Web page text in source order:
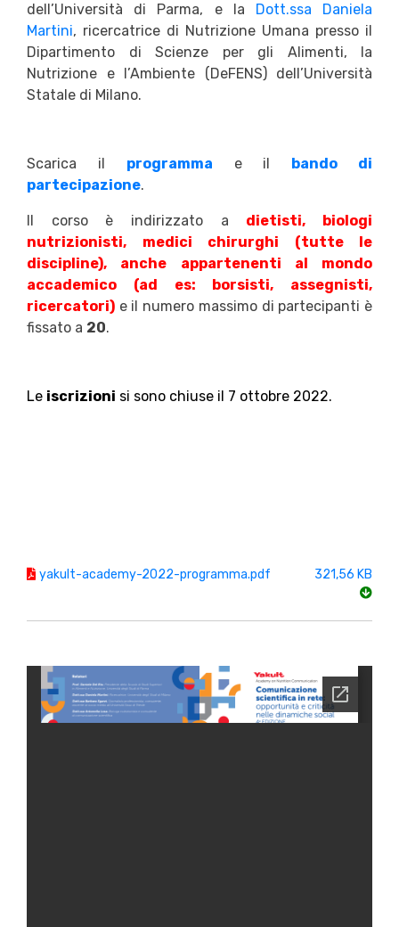
dell’Università di Parma, e la Dott.ssa Daniela
Martini, ricercatrice di Nutrizione Umana presso il
Dipartimento di Scienze per gli Alimenti, la
Nutrizione e l’Ambiente (DeFENS) dell’Università
Statale di Milano.
Scarica il programma e il bando di
partecipazione.
Il corso è indirizzato a dietisti, biologi
nutrizionisti, medici chirurghi (tutte le
discipline), anche appartenenti al mondo
accademico (ad es: borsisti, assegnisti,
ricercatori) e il numero massimo di partecipanti è
fissato a 20.
Le iscrizioni si sono chiuse il 7 ottobre 2022.
yakult-academy-2022-programma.pdf 321,56 KB